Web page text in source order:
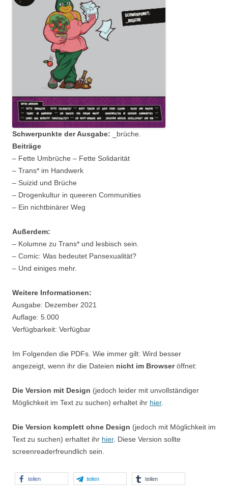
Schwerpunkte der Ausgabe: _brüche.
Beiträge
– Fette Umbrüche – Fette Solidarität
– Trans* im Handwerk
– Suizid und Brüche
– Drogenkultur in queeren Communities
– Ein nichtbinärer Weg
Außerdem:
– Kolumne zu Trans* und lesbisch sein.
– Comic: Was bedeutet Pansexualität?
– Und einiges mehr.
Weitere Informationen:
Ausgabe: Dezember 2021
Auflage: 5.000
Verfügbarkeit: Verfügbar
Im Folgenden die PDFs. Wie immer gilt: Wird besser
angezeigt, wenn ihr die Dateien nicht im Browseröffnet:
Die Version mit Design (jedoch leider mit unvollständiger
Möglichkeit im Text zu suchen) erhaltet ihr hier.
Die Version komplett ohne Design (jedoch mit Möglichkeit im
Text zu suchen) erhaltet ihr hier. Diese Version sollte
screenreaderfreundlich sein.
teilen teilen teilen